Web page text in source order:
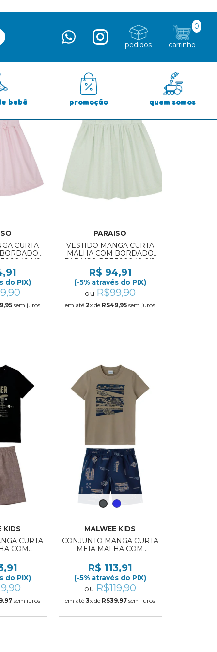
pedidos
0
carrinho
bebê promoção quem somos
CURTA
1/6
do PIX)
sem juros
PARAISO
VESTIDO MANGA CURTA
MALHA COM BORDADO
PARAISO REF:300040 6/8
R$ 94,91
(-5% através do PIX)
ou R$99,90
em até2x de R$49,95 sem juros
KIDS
CURTA
COM
KIDS
10/12
do PIX)
sem juros
MALWEE KIDS
CONJUNTO MANGA CURTA
MEIA MALHA COM
BERMUDA MALWEE KIDS
REF:1000139132 10/12
R$ 113,91
(-5% através do PIX)
ou R$119,90
em até3x de R$39,97 sem juros